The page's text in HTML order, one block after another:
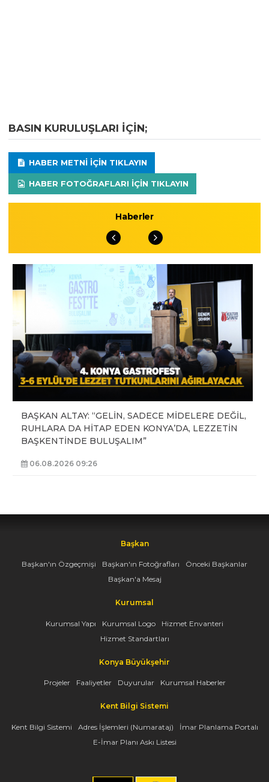
BASIN KURULUŞLARI IÇIN;
HABER METNI IÇIN TIKLAYIN
HABER FOTOĞRAFLARI IÇIN TIKLAYIN
Haberler
BAŞKAN ALTAY: “GELİN, SADECE MİDELERE DEĞİL,
RUHLARA DA HİTAP EDEN KONYA’DA, LEZZETİN
BAŞKENTİNDE BULUŞALIM”
06.08.2026 09:26
Başkan
Başkan'ın Özgeçmişi Başkan'ın Fotoğrafları
Önceki Başkanlar
Başkan'a Mesaj
Kurumsal
Kurumsal Yapı Kurumsal Logo
Hizmet Envanteri
Hizmet Standartları
Konya Büyükşehir
Projeler Faaliyetler Duyurular Kurumsal Haberler
Kent Bilgi Sistemi
Kent Bilgi Sistemi Adres İşlemleri (Numarataj)
İmar Planlama Portalı
E-İmar Planı Askı Listesi